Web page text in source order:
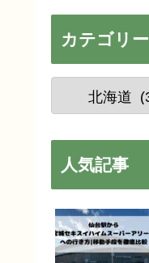
カテゴリー
人気記事